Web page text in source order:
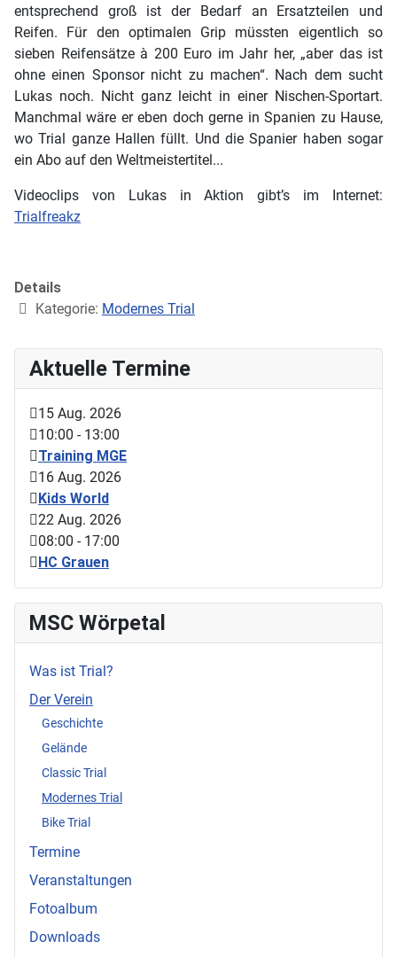
entsprechend groß ist der Bedarf an Ersatzteilen und
Reifen. Für den optimalen Grip müssten eigentlich so
sieben Reifensätze à 200 Euro im Jahr her, „aber das ist
ohne einen Sponsor nicht zu machen“. Nach dem sucht
Lukas noch. Nicht ganz leicht in einer Nischen-Sportart.
Manchmal wäre er eben doch gerne in Spanien zu Hause,
wo Trial ganze Hallen füllt. Und die Spanier haben sogar
ein Abo auf den Weltmeistertitel...
Videoclips von Lukas in Aktion gibt’s im Internet:
Trialfreakz
Details
Kategorie: Modernes Trial
Aktuelle Termine
15 Aug. 2026
10:00 - 13:00
Training MGE
16 Aug. 2026
Kids World
22 Aug. 2026
08:00 - 17:00
HC Grauen
MSC Wörpetal
Was ist Trial?
Der Verein
Geschichte
Gelände
Classic Trial
Modernes Trial
Bike Trial
Termine
Veranstaltungen
Fotoalbum
Downloads